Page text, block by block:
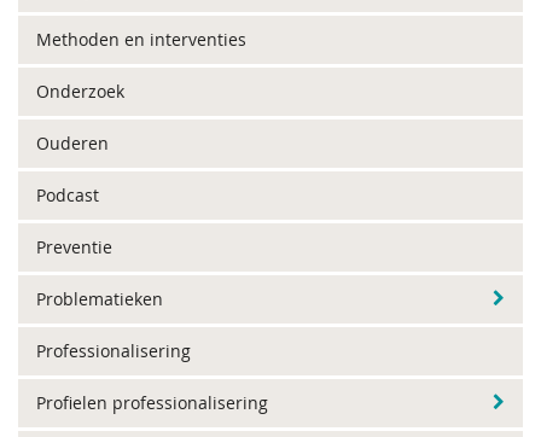
Methoden en interventies
Onderzoek
Ouderen
Podcast
Preventie
Problematieken
Professionalisering
Profielen professionalisering